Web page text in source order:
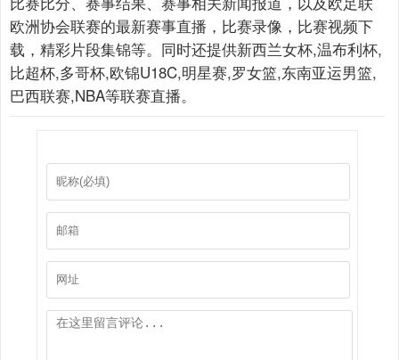
欧洲协会联赛的最新赛事直播，比赛录像，比赛视频下
载，精彩片段集锦等。同时还提供新西兰女杯,温布利杯,
比超杯,多哥杯,欧锦U18C,明星赛,罗女篮,东南亚运男篮,
巴西联赛,NBA等联赛直播。